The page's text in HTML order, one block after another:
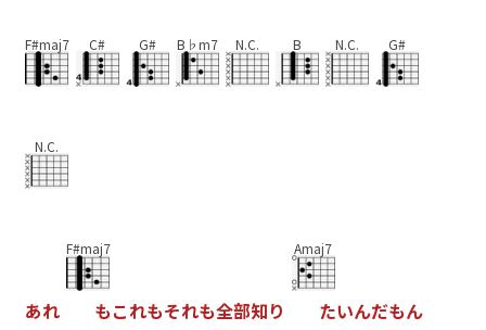
F#maj7 C# G# B♭m7 N.C. B N.C. G#
N.C.
あれ
F#maj7
もこれもそれも全部知り
Amaj7
たいんだもん